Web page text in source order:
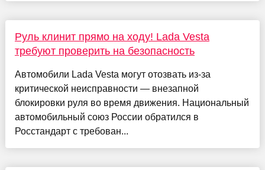
Руль клинит прямо на ходу! Lada Vesta
требуют проверить на безопасность
Автомобили Lada Vesta могут отозвать из-за
критической неисправности — внезапной
блокировки руля во время движения. Национальный
автомобильный союз России обратился в
Росстандарт с требован...